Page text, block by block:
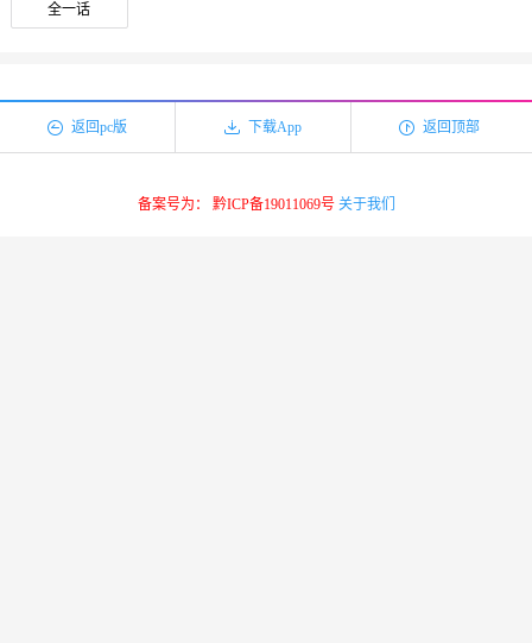
全一话
返回pc版 下载App 返回顶部
备案号为： 黔ICP备19011069号 关于我们